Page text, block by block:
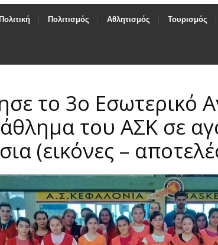
Πολιτική Πολιτισμός Αθλητισμός Τουρισμός
το 3ο Εσωτερικό
του ΑΣΚ σε
(εικόνες –